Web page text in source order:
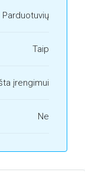
Parduotuvių
Taip
įrengimui
Ne